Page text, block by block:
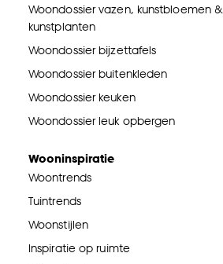
Woondossier vazen, kunstbloemen &
kunstplanten
Woondossier bijzettafels
Woondossier buitenkleden
Woondossier keuken
Woondossier leuk opbergen
Wooninspiratie
Woontrends
Tuintrends
Woonstijlen
Inspiratie op ruimte